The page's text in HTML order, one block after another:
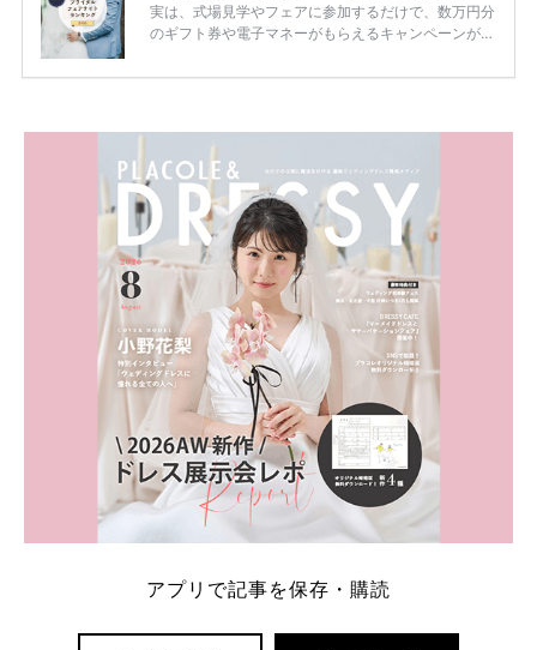
実は、式場見学やフェアに参加するだけで、数万円分
のギフト券や電子マネーがもらえるキャンペーンがあ
ため、比較せずに選ぶと損をしてしまうことも……。
内容：特典金額・条件・応募方法・注意点 「どこが
一番お得？」「プラコレの特典は？」といった疑問も
解決します。 まずは診断で候補を絞れる「ウェディ
ング診断」か、体験型 […]
続きを読む
アプリで記事を保存・購読